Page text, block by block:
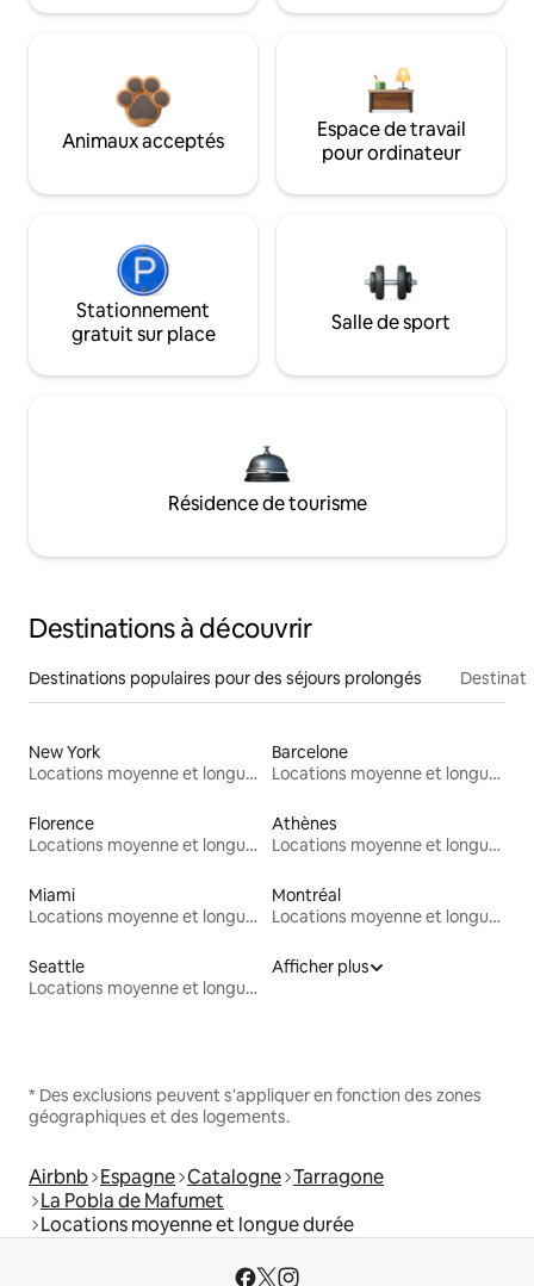
Animaux acceptés
Espace de travail
pour ordinateur
Stationnement
gratuit sur place
Salle de sport
Résidence de tourisme
Destinations à découvrir
Destinations populaires pour des séjours prolongés
New York
Locations moyenne et longue durée
Barcelone
Locations moyenne et longue durée
Florence
Locations moyenne et longue durée
Athènes
Locations moyenne et longue durée
Miami
Locations moyenne et longue durée
Montréal
Locations moyenne et longue durée
Seattle
Locations moyenne et longue durée
Afficher plus
* Des exclusions peuvent s'appliquer en fonction des zones
géographiques et des logements.
Airbnb Espagne Catalogne Tarragone
La Pobla de Mafumet
Locations moyenne et longue durée